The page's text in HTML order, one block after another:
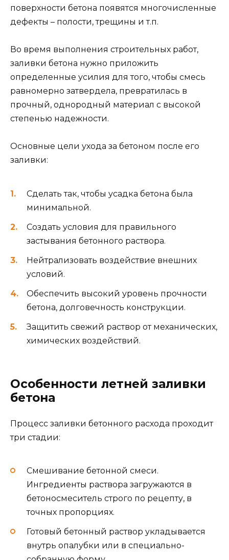
поверхности бетона появятся многочисленные
дефекты – полости, трещины и т.п.
Во время выполнения строительных работ,
заливки бетона нужно приложить
определенные усилия для того, чтобы смесь
равномерно затвердела, превратилась в
прочный, однородный материал с высокой
степенью надежности.
Основные цели ухода за бетоном после его
заливки:
Сделать так, чтобы усадка бетона была
минимальной.
Создать условия для правильного
застывания бетонного раствора.
Нейтрализовать воздействие внешних
условий.
Обеспечить высокий уровень прочности
бетона, долговечность конструкции.
Защитить свежий раствор от механических,
химических воздействий.
Особенности летней заливки
бетона
Процесс заливки бетонного расхода проходит
три стадии:
Смешивание бетонной смеси.
Ингредиенты раствора загружаются в
бетоносмеситель строго по рецепту, в
точных пропорциях.
Готовый бетонный раствор укладывается
внутрь опалубки или в специально-